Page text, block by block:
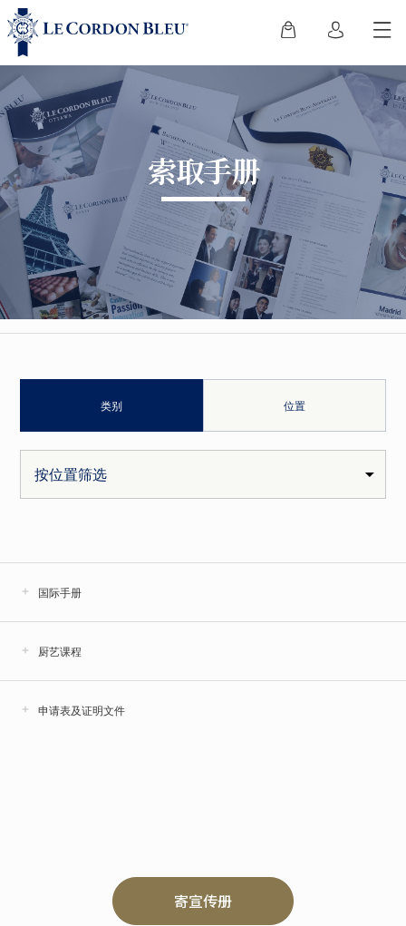
索取手册
类别 位置
国际手册
厨艺课程
申请表及证明文件
寄宣传册